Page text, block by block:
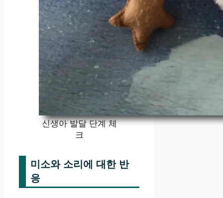
신생아 발달 단계 체
크
미소와 소리에 대한 반
응